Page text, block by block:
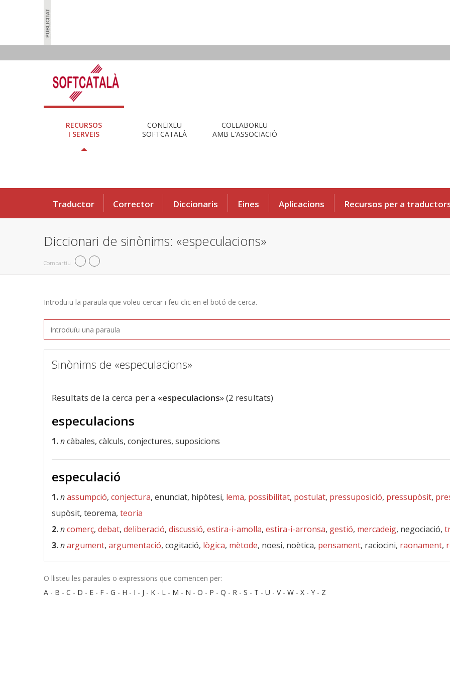
RECURSOS
I SERVEIS
CONEIXEU
SOFTCATALÀ
COL·LABOREU
AMB L'ASSOCIACIÓ
Traductor Corrector Diccionaris Eines Aplicacions Recursos per a
Diccionari de sinònims: «especulacions»
Compartiu
Introduïu la paraula que voleu cercar i feu clic en el botó de cerca.
Sinònims de «especulacions»
Resultats de la cerca per a «especulacions» (2 resultats)
especulacions
1.ncàbales, càlculs, conjectures, suposicions
especulació
1.nassumpció, conjectura, enunciat, hipòtesi, lema, possibilitat, postulat, pressuposició, pressupòsit,
supòsit, teorema, teoria
2.ncomerç, debat, deliberació, discussió, estira-i-amolla, estira-i-arronsa, gestió, mercadeig, negociació,
3.nargument, argumentació, cogitació, lògica, mètode, noesi, noètica, pensament, raciocini, raonament,
O llisteu les paraules o expressions que comencen per:
A - B - C - D - E - F - G - H - I - J - K - L - M - N - O - P - Q - R - S - T - U - V- W - X - Y - Z